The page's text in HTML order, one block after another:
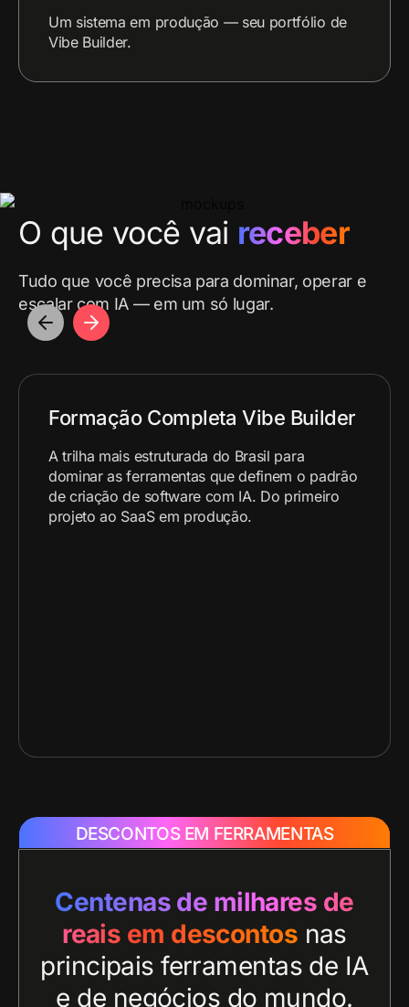
Um sistema em produção — seu portfólio de
Vibe Builder.
O que você vai receber
Tudo que você precisa para dominar, operar e
escalar com IA — em um só lugar.
Formação Completa Vibe Builder
A trilha mais estruturada do Brasil para
dominar as ferramentas que definem o padrão
de criação de software com IA. Do primeiro
projeto ao SaaS em produção.
DESCONTOS EM FERRAMENTAS
Centenas de milhares de
reais em descontos nas
principais ferramentas de IA
e de negócios do mundo.